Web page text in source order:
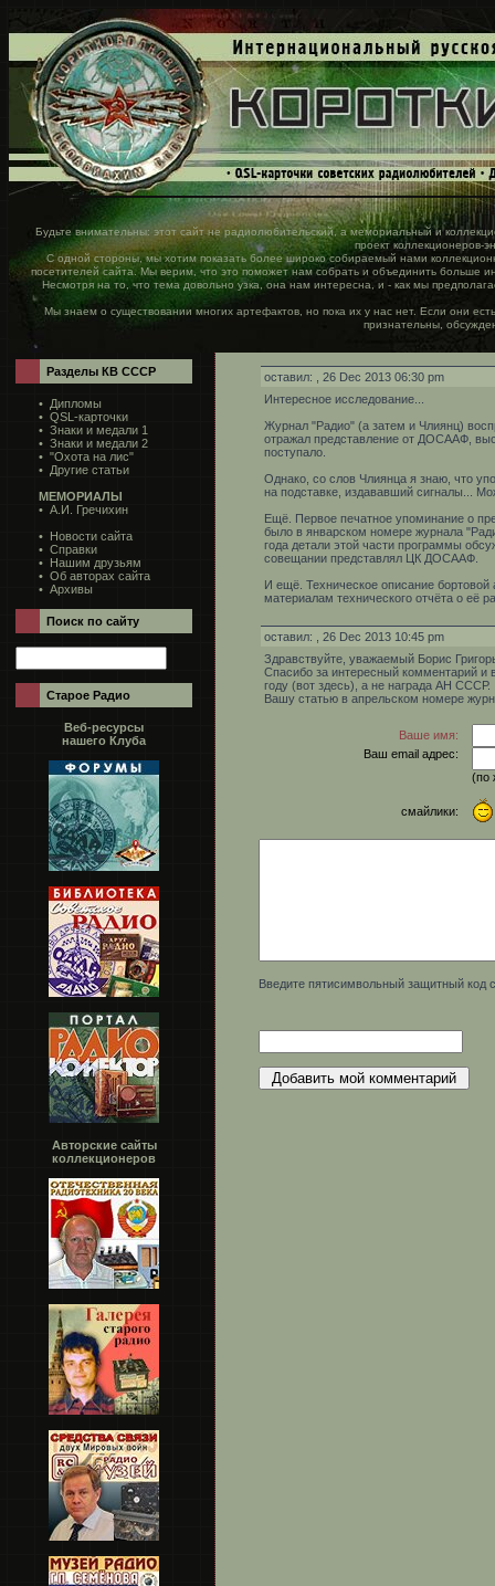
Будьте внимательны: этот сайт не радиолюбительский, а мемориальный и
проект коллекционеров-
С одной стороны, мы хотим показать более широко собираемый нами
посетителей сайта. Мы верим, что это поможет нам собрать и объединить
Несмотря на то, что тема довольно узка, она нам интересна, и - как мы
Мы знаем о существовании многих артефактов, но пока их у нас нет. Если они
признательны,
Разделы КВ СССР
• Дипломы
• QSL-карточки
• Знаки и медали 1
• Знаки и медали 2
• "Охота на лис"
• Другие статьи
МЕМОРИАЛЫ
• А.И. Гречихин
• Новости сайта
• Справки
• Нашим друзьям
• Об авторах сайта
• Архивы
Поиск по сайту
Старое Радио
Веб-ресурсы
нашего Клуба
Авторские сайты
коллекционеров
оставил:
, 26 Dec 2013 06:30 pm
Интересное исследование...
Журнал "Радио" (а затем и Члиянц)
отражал представление от ДОСААФ,
поступало.
Однако, со слов Члиянца я знаю, что
на подставке, издававший сигналы...
Ещё. Первое печатное упоминание о
было в январском номере журнала
года детали этой части программы
совещании представлял ЦК ДОСААФ.
И ещё. Техническое описание
материалам технического отчёта о её
оставил:
, 26 Dec 2013 10:45 pm
Здравствуйте, уважаемый Борис
Спасибо за интересный комментарий
году (вот здесь), а не награда АН СССР.
Вашу статью в апрельском номере
Ваше имя:
Ваш email адрес:
(по
смайлики:
Введите пятисимвольный защитный код